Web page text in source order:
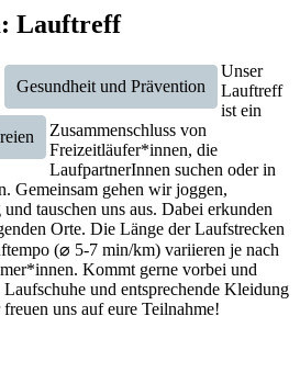
Lauftreff
Gesundheit und Prävention
Unser
Lauftreff
ist ein
Zusammenschluss von
Freizeitläufer*innen, die
LaufpartnerInnen suchen oder in
Gemeinsam gehen wir joggen,
tauschen uns aus. Dabei erkunden
Orte. Die Länge der Laufstrecken
(⌀ 5-7 min/km) variieren je nach
Kommt gerne vorbei und
und entsprechende Kleidung
uns auf eure Teilnahme!